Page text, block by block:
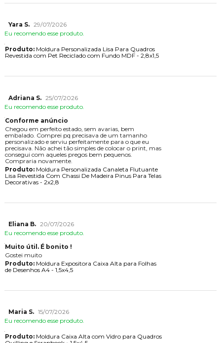
Yara S. 29/07/2026
Eu recomendo esse produto.
Produto:Moldura Personalizada Lisa Para Quadros
Revestida com Pet Reciclado com Fundo MDF - 2,8x1,5
Adriana S. 25/07/2026
Eu recomendo esse produto.
Conforme anúncio
Chegou em perfeito estado, sem avarias, bem
embalado. Comprei pq precisava de um tamanho
personalizado e serviu perfeitamente para o que eu
precisava. Não achei tão simples de colocar o print, mas
consegui com aqueles pregos bem pequenos.
Compraria novamente.
Produto:Moldura Personalizada Canaleta Flutuante
Lisa Revestida Com Chassi De Madeira Pinus Para Telas
Decorativas - 2x2,8
Eliana B. 20/07/2026
Eu recomendo esse produto.
Muito útil. É bonito !
Gostei muito
Produto:Moldura Expositora Caixa Alta para Folhas
de Desenhos A4 - 1,5x4,5
Maria S. 15/07/2026
Eu recomendo esse produto.
Produto:Moldura Caixa Alta com Vidro para Quadros